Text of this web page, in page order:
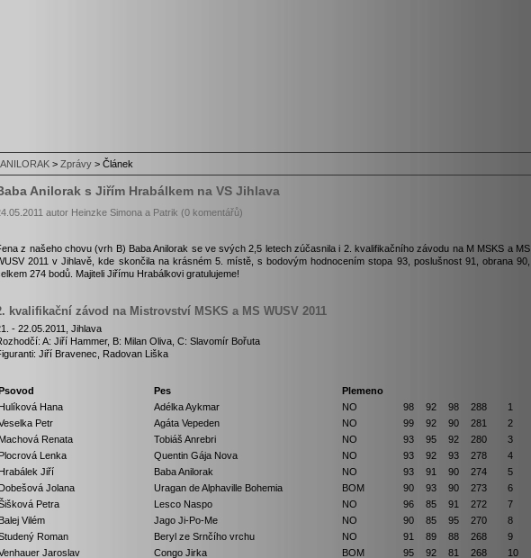
ANILORAK > Zprávy > Článek
Anilorak s Jiřím Hrabálkem na VS Jihlava
autor Heinzke Simona a Patrik (0 komentářů)
z našeho chovu (vrh B) Baba Anilorak se ve svých 2,5 letech zúčasnila i 2. kvalifikačního závodu na M MSKS a MS
2011 v Jihlavě, kde skončila na krásném 5. místě, s bodovým hodnocením stopa 93, poslušnost 91, obrana 90,
274 bodů. Majiteli Jiřímu Hrabálkovi gratulujeme!
kvalifikační závod na Mistrovství MSKS a MS WUSV 2011
- 22.05.2011, Jihlava
A: Jiří Hammer, B: Milan Oliva, C: Slavomír Bořuta
Jiří Bravenec, Radovan Liška
Pes
Plemeno
Hana
Adélka Aykmar NO 98 92 98 288
1
Petr
Agáta Vepeden NO 99 92 90 281
2
Renata
Tobiáš Anrebri NO 93 95 92 280
3
Lenka
Quentin Gája Nova NO 93 92 93 278
4
Jiří
Baba Anilorak NO 93 91 90 274
5
Jolana
Uragan de Alphaville Bohemia BOM 90 93 90 273
6
Petra
Lesco Naspo NO 96 85 91 272
7
Vilém
Jago Ji-Po-Me NO 90 85 95 270
8
Roman
Beryl ze Srnčího vrchu NO 91 89 88 268
9
Jaroslav
Congo Jirka BOM 95 92 81 268
10